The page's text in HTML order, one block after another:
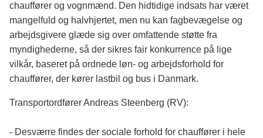
chauffører og vognmænd. Den hidtidige indsats har været
mangelfuld og halvhjertet, men nu kan fagbevægelse og
arbejdsgivere glæde sig over omfattende støtte fra
myndighederne, så der sikres fair konkurrence på lige
vilkår, baseret på ordnede løn- og arbejdsforhold for
chauffører, der kører lastbil og bus i Danmark.
Transportordfører Andreas Steenberg (RV):
- Desværre findes der sociale forhold for chauffører i hele